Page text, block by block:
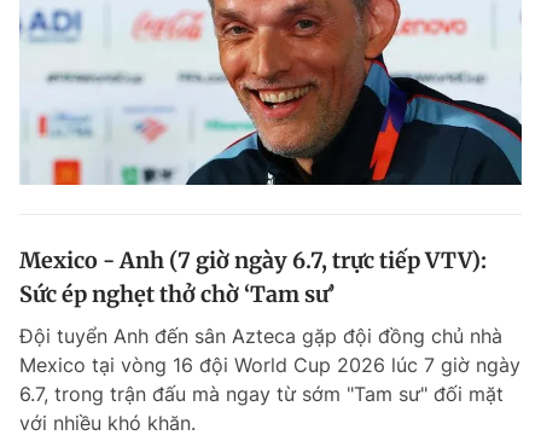
Mexico - Anh (7 giờ ngày 6.7, trực tiếp VTV):
Sức ép nghẹt thở chờ ‘Tam sư’
Đội tuyển Anh đến sân Azteca gặp đội đồng chủ nhà
Mexico tại vòng 16 đội World Cup 2026 lúc 7 giờ ngày
6.7, trong trận đấu mà ngay từ sớm "Tam sư" đối mặt
với nhiều khó khăn.